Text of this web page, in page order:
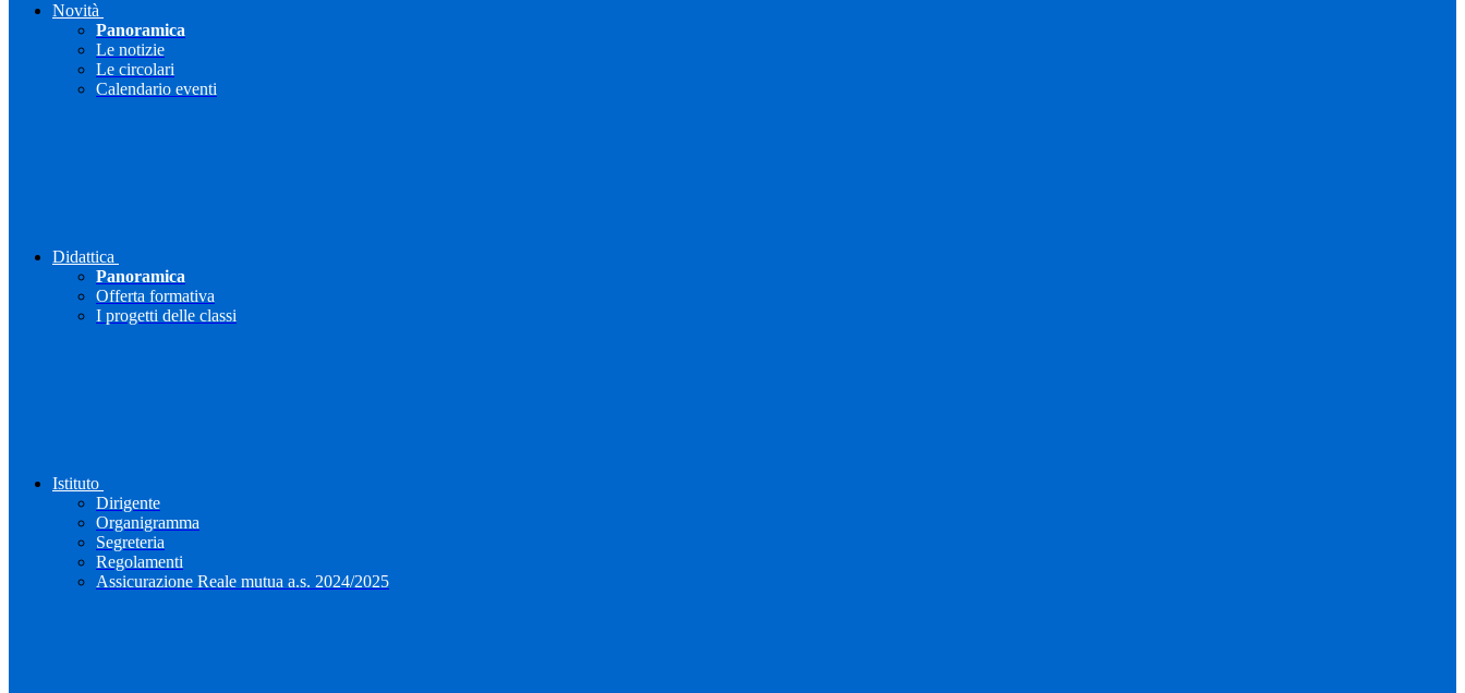
Novità
Panoramica
Le notizie
Le circolari
Calendario eventi
Didattica
Panoramica
Offerta formativa
I progetti delle classi
Istituto
Dirigente
Organigramma
Segreteria
Regolamenti
Assicurazione Reale mutua a.s. 2024/2025